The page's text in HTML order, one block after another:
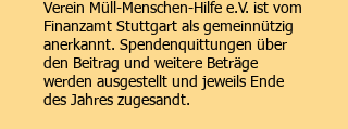
Verein Müll-Menschen-Hilfe e.V. ist vom
Finanzamt Stuttgart als gemeinnützig
anerkannt. Spendenquittungen über
den Beitrag und weitere Beträge
werden ausgestellt und jeweils Ende
des Jahres zugesandt.